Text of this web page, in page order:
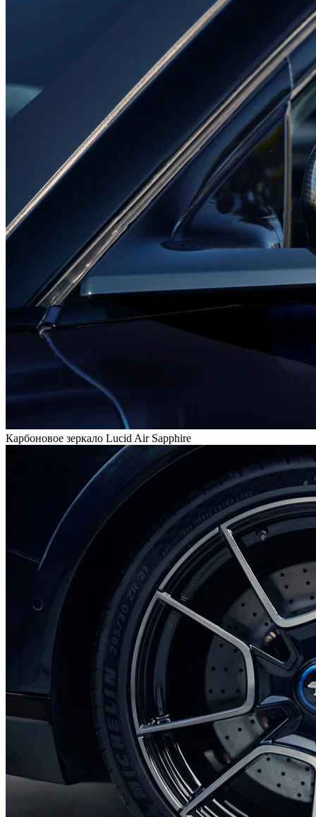
Карбоновое зеркало Lucid Air Sapphire